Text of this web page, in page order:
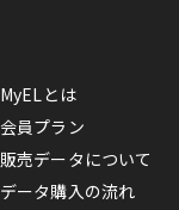
MyELとは
会員プラン
販売データについて
データ購入の流れ